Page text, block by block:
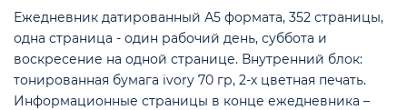
Ежедневник датированный А5 формата, 352 страницы,
одна страница - один рабочий день, суббота и
воскресение на одной странице. Внутренний блок:
тонированная бумага ivory 70 гр, 2-х цветная печать.
Информационные страницы в конце ежедневника –